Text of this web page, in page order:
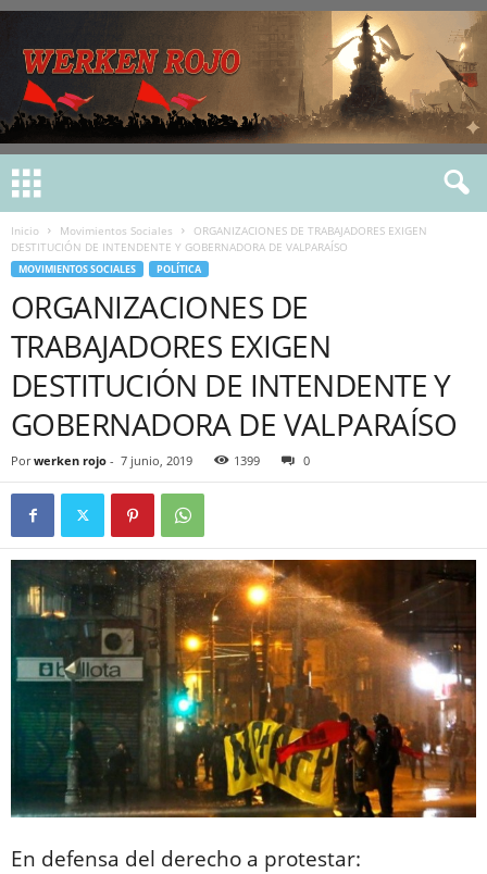
Inicio Movimientos Sociales
ORGANIZACIONES DE TRABAJADORES EXIGEN
DESTITUCIÓN DE INTENDENTE Y GOBERNADORA DE VALPARAÍSO
MOVIMIENTOS SOCIALES POLÍTICA
ORGANIZACIONES DE
TRABAJADORES EXIGEN
DESTITUCIÓN DE INTENDENTE Y
GOBERNADORA DE VALPARAÍSO
Por werken rojo - 7 junio, 2019 1399 0
En defensa del derecho a protestar: